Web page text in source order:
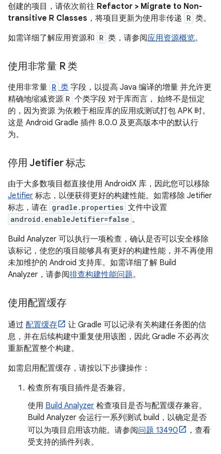
创建的项目，请依次前往 Refactor > Migrate to Non-
transitive R Classes ，将项目更新为使用非传递 R 类。
如需详细了解应用资源和 R 类，请参阅应用资源概览。
使用非常量 R 类
使用非常量 R 类 字段，以提高 Java 编译的增量 并允许更
精确地缩减资源 R 个类字段 对于库而言， 始终不是恒定
的，因为资源 为依赖于相应库的应用或测试打包 APK 时。
这是 Android Gradle 插件 8.0.0 及更高版本中的默认行
为。
停用 Jetifier 标志
由于大多数项目都直接使用 AndroidX 库，因此您可以移除
Jetifier 标志，以便获得更好的构建性能。如需移除 Jetifier
标志，请在 gradle.properties 文件中设置
android.enableJetifier=false 。
Build Analyzer 可以执行一项检查，确认是否可以安全移除
该标记，使您的项目能够具有更好的构建性能，并不再使用
未加维护的 Android 支持库。如需详细了解 Build
Analyzer，请参阅排查构建性能问题。
使用配置缓存
通过 配置缓存
让 Gradle 可以记录有关构建任务图的信
息，并在后续构建中重复使用该图，因此 Gradle 不必再次
重新配置整个构建。
如需启用配置缓存，请按以下步骤操作：
检查所有项目插件是否兼容。
使用 Build Analyzer 检查项目是否与配置缓存兼容。
Build Analyzer 会运行一系列测试 build，以确定是否
可以为项目启用该功能。请参阅问题 13490
，查看
受支持的插件列表。